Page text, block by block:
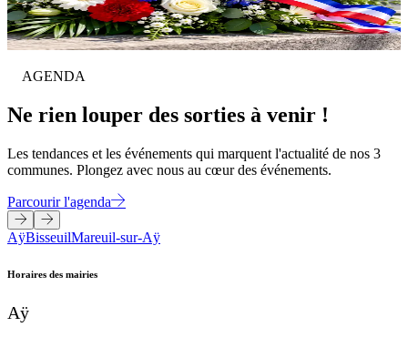
Les commémorations du 14 juillet se feront devant chaque
monument aux ...
En savoir plus
AGENDA
Ne rien louper des sorties à venir !
Les tendances et les événements qui marquent l'actualité de nos 3
communes. Plongez avec nous au cœur des événements.
Parcourir l'agenda
AÿBisseuilMareuil-sur-Aÿ
Horaires des mairies
Aÿ